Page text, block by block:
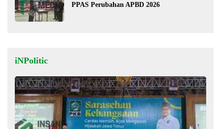
PPAS Perubahan APBD 2026
iNPolitic